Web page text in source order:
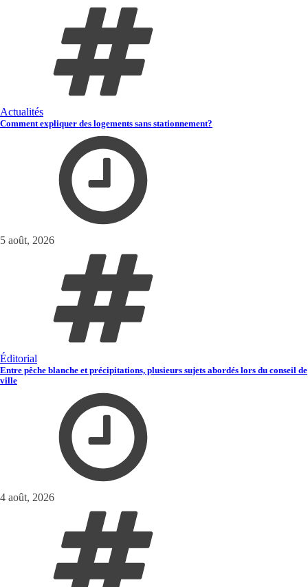
Actualités
Comment expliquer des logements sans stationnement?
5 août, 2026
Éditorial
Entre pêche blanche et précipitations, plusieurs sujets abordés lors du conseil de
ville
4 août, 2026